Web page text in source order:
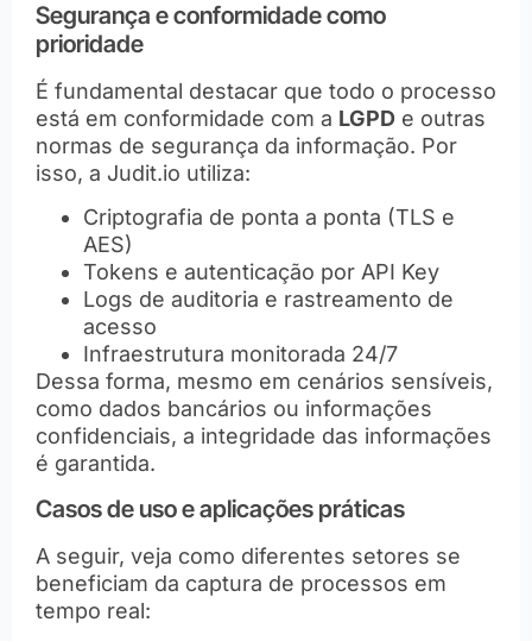
Segurança e conformidade como
prioridade
É fundamental destacar que todo o processo
está em conformidade com a LGPD e outras
normas de segurança da informação. Por
isso, a Judit.io utiliza:
Criptografia de ponta a ponta (TLS e
AES)
Tokens e autenticação por API Key
Logs de auditoria e rastreamento de
acesso
Infraestrutura monitorada 24/7
Dessa forma, mesmo em cenários sensíveis,
como dados bancários ou informações
confidenciais, a integridade das informações
é garantida.
Casos de uso e aplicações práticas
A seguir, veja como diferentes setores se
beneficiam da captura de processos em
tempo real: